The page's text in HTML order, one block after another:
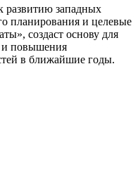
развитию западных
планирования и целевые
создаст основу для
и повышения
в ближайшие годы.